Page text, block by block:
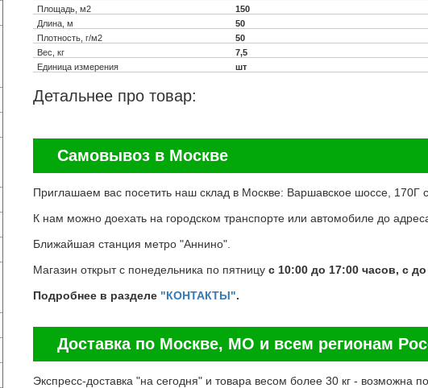
Площадь, м2
150
Длина, м
50
Плотность, г/м2
50
Вес, кг
7,5
Единица измерения
шт
Детальнее про товар:
Самовывоз в Москве
Приглашаем вас посетить наш склад в Москве: Варшавское шоссе, 170Г
К нам можно доехать на городском транспорте или автомобиле до
Ближайшая станция метро "Аннино".
Магазин открыт c понедельника по пятницу с 10:00 до 17:00 часов, с до
Подробнее в разделе "КОНТАКТЫ".
Доставка по Москве, МО и всем регионам
Экспресс-доставка "на сегодня" и товара весом более 30 кг - возможна